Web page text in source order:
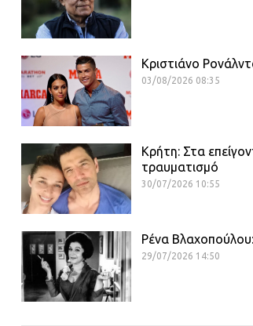
Κριστιάνο
03/08/2026 08:35
Κρήτη: Στα
τραυματισμό
30/07/2026 10:55
Ρένα
29/07/2026 14:50